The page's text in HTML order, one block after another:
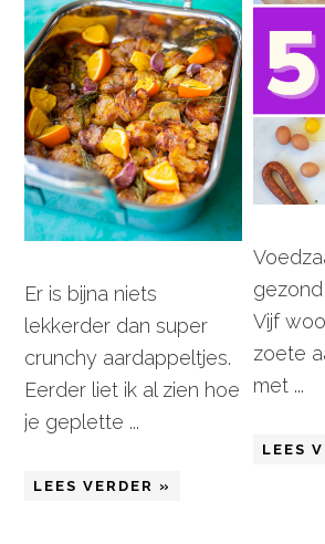
Er is bijna niets
lekkerder dan super
crunchy aardappeltjes.
Eerder liet ik al zien hoe
je geplette ...
LEES VERDER »
Vijf
zoete
met ...
LEES